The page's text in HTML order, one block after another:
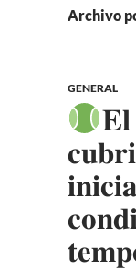
Archivo
GENERAL